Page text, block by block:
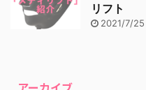
リフト
2021/7/25